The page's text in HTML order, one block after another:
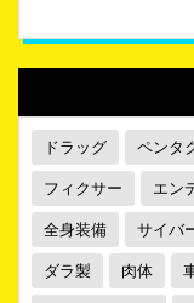
ドラッグ ペンタ
フィクサー エン
全身装備 サイバ
ダラ製 肉体